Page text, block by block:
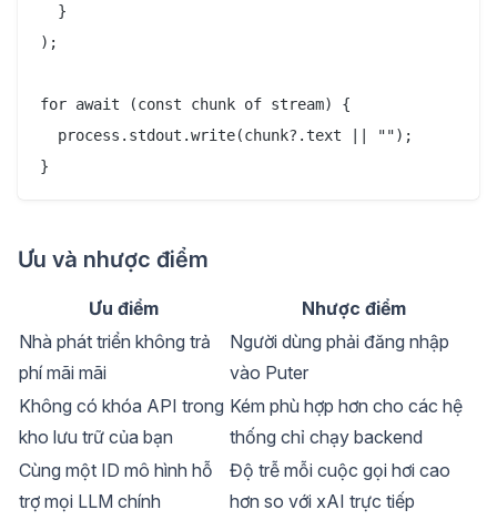
  }
);
for await (const chunk of stream) {
  process.stdout.write(chunk?.text || "");
Ưu và nhược điểm
Ưu điểm
Nhược điểm
Nhà phát triển không trả
phí mãi mãi
Người dùng phải đăng nhập
vào Puter
Không có khóa API trong
kho lưu trữ của bạn
Kém phù hợp hơn cho các hệ
thống chỉ chạy backend
Cùng một ID mô hình hỗ
trợ mọi LLM chính
Độ trễ mỗi cuộc gọi hơi cao
hơn so với xAI trực tiếp